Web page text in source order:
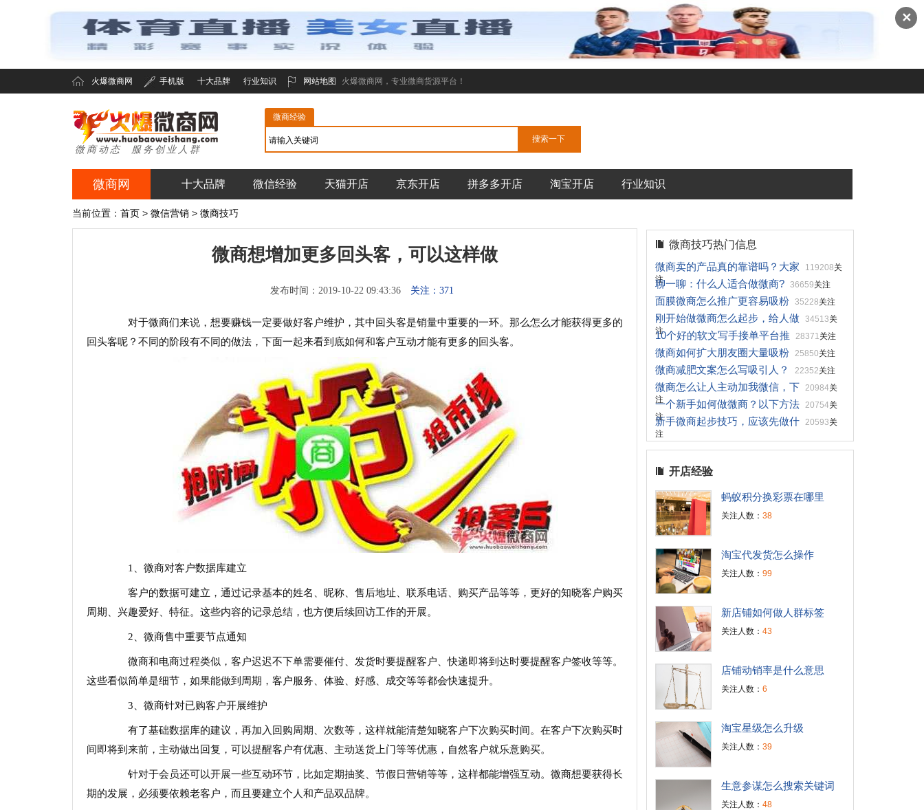
✕
火爆微商网 手机版 十大品牌 行业知识 网站地图 火爆微商网，专业微商货源平台！
火爆微商网
微商动态 服务创业人群
微商经验
微商网 十大品牌 微信经验 天猫开店 京东开店 拼多多开店 淘宝开店 行业知识
当前位置： 首页> 微信营销> 微商技巧
微商想增加更多回头客，可以这样做
发布时间：2019-10-22 09:43:36 关注：371
对于微商们来说，想要赚钱一定要做好客户维护，其中回头客是销量中重要的一环。那么怎么才能获得更多的
回头客呢？不同的阶段有不同的做法，下面一起来看到底如何和客户互动才能有更多的回头客。
1、微商对客户数据库建立
客户的数据可建立，通过记录基本的姓名、昵称、售后地址、联系电话、购买产品等等，更好的知晓客户购买
周期、兴趣爱好、特征。这些内容的记录总结，也方便后续回访工作的开展。
2、微商售中重要节点通知
微商和电商过程类似，客户迟迟不下单需要催付、发货时要提醒客户、快递即将到达时要提醒客户签收等等。
这些看似简单是细节，如果能做到周期，客户服务、体验、好感、成交等等都会快速提升。
3、微商针对已购客户开展维护
有了基础数据库的建议，再加入回购周期、次数等，这样就能清楚知晓客户下次购买时间。在客户下次购买时
间即将到来前，主动做出回复，可以提醒客户有优惠、主动送货上门等等优惠，自然客户就乐意购买。
针对于会员还可以开展一些互动环节，比如定期抽奖、节假日营销等等，这样都能增强互动。微商想要获得长
期的发展，必须要依赖老客户，而且要建立个人和产品双品牌。
微商技巧热门信息
微商卖的产品真的靠谱吗？大家
119208关
注
聊一聊：什么人适合做微商? 36659关注
面膜微商怎么推广更容易吸粉 35228关注
刚开始做微商怎么起步，给人做 34513关
注
10个好的软文写手接单平台推 28371关注
微商如何扩大朋友圈大量吸粉 25850关注
微商减肥文案怎么写吸引人？ 22352关注
微商怎么让人主动加我微信，下 20984关
注
一个新手如何做微商？以下方法 20754关
注
新手微商起步技巧，应该先做什 20593关
注
开店经验
蚂蚁积分换彩票在哪里
关注人数： 38
淘宝代发货怎么操作
关注人数： 99
新店铺如何做人群标签
关注人数： 43
店铺动销率是什么意思
关注人数： 6
淘宝星级怎么升级
关注人数： 39
生意参谋怎么搜索关键词
关注人数： 48